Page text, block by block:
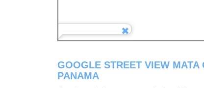
GOOGLE STREET VIEW
PANAMA